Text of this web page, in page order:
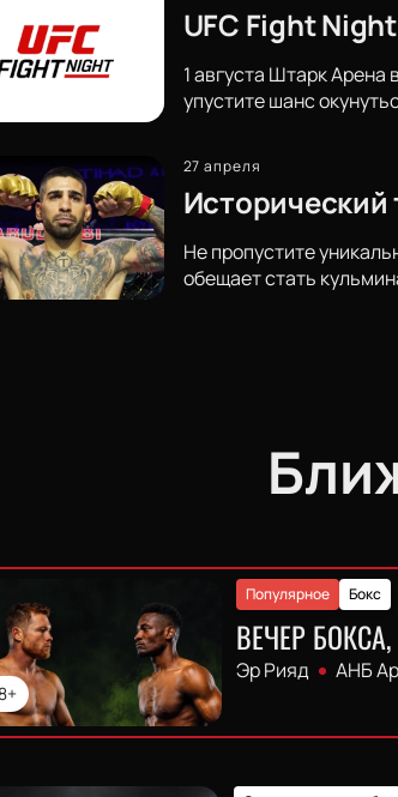
UFC Fight
1 августа Штарк
упустите шанс
27 апреля
Исторический
Не пропустите
обещает стать
Бокс
Популярное
ВЕЧЕР
Эр Рияд АНБ